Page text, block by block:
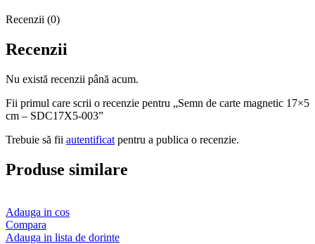
Recenzii (0)
Recenzii
Nu există recenzii până acum.
Fii primul care scrii o recenzie pentru „Semn de carte magnetic 17×5
cm – SDC17X5-003”
Trebuie să fii autentificat pentru a publica o recenzie.
Produse similare
Adauga in cos
Compara
Adauga in lista de dorinte